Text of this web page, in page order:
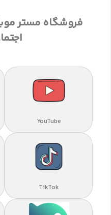
فروشگاه مستر
YouTube
TikTok